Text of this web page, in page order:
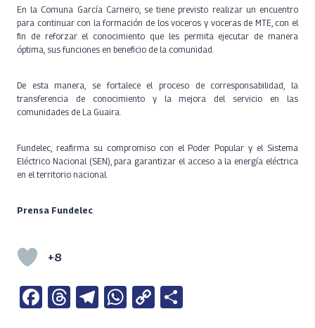
En la Comuna García Carneiro, se tiene previsto realizar un encuentro
para continuar con la formación de los voceros y voceras de MTE, con el
fin de reforzar el conocimiento que les permita ejecutar de manera
óptima, sus funciones en beneficio de la comunidad.
De esta manera, se fortalece el proceso de corresponsabilidad, la
transferencia de conocimiento y la mejora del servicio en las
comunidades de La Guaira.
Fundelec, reafirma su compromiso con el Poder Popular y el Sistema
Eléctrico Nacional (SEN), para garantizar el acceso a la energía eléctrica
en el territorio nacional.
Prensa Fundelec
+8
Fa T
Te W
C